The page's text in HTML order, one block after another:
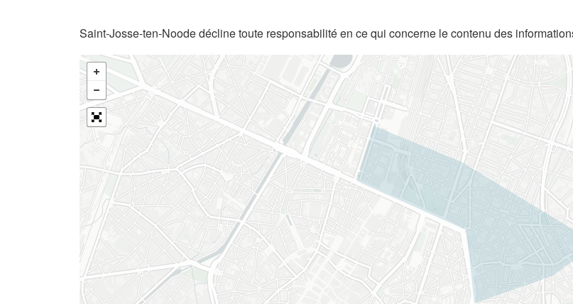
Saint-Josse-ten-Noode décline toute responsabilité en ce qui concerne le contenu des